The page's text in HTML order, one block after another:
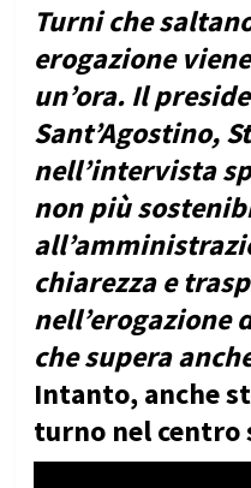
Turni che
erogazione
un’ora. Il
Sant’Agostino,
nell’intervista
non più
chiarezza e
nell’erogazione
che supera
Intanto, anche
turno nel centro